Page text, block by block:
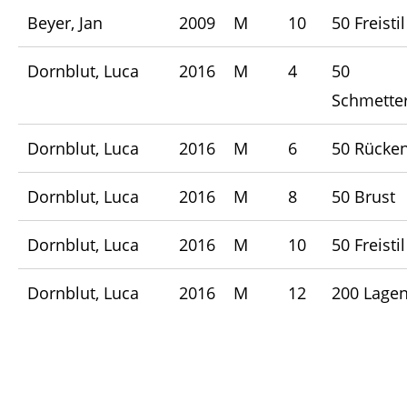
Beyer, Jan 2009 M 10 50 Freistil
Dornblut, Luca 2016 M 4
50
Dornblut, Luca 2016 M 6 50
Dornblut, Luca 2016 M 8 50 Brust
Dornblut, Luca 2016 M 10 50 Freistil
Dornblut, Luca 2016 M 12 200